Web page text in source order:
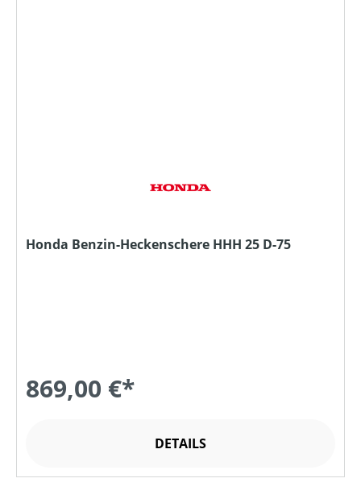
Honda Benzin-Heckenschere HHH 25 D-75
869,00 €*
DETAILS